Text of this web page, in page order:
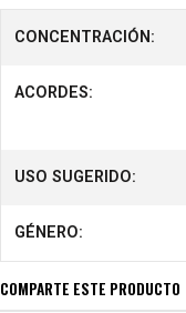
CONCENTRACIÓN:
ACORDES:
USO SUGERIDO:
GÉNERO:
COMPARTE ESTE PRODUCTO